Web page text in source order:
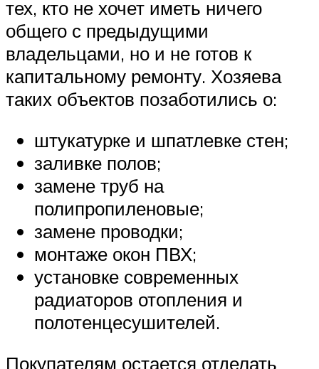
тех, кто не хочет иметь ничего
общего с предыдущими
владельцами, но и не готов к
капитальному ремонту. Хозяева
таких объектов позаботились о:
штукатурке и шпатлевке стен;
заливке полов;
замене труб на
полипропиленовые;
замене проводки;
монтаже окон ПВХ;
установке современных
радиаторов отопления и
полотенцесушителей.
Покупателям остается отделать